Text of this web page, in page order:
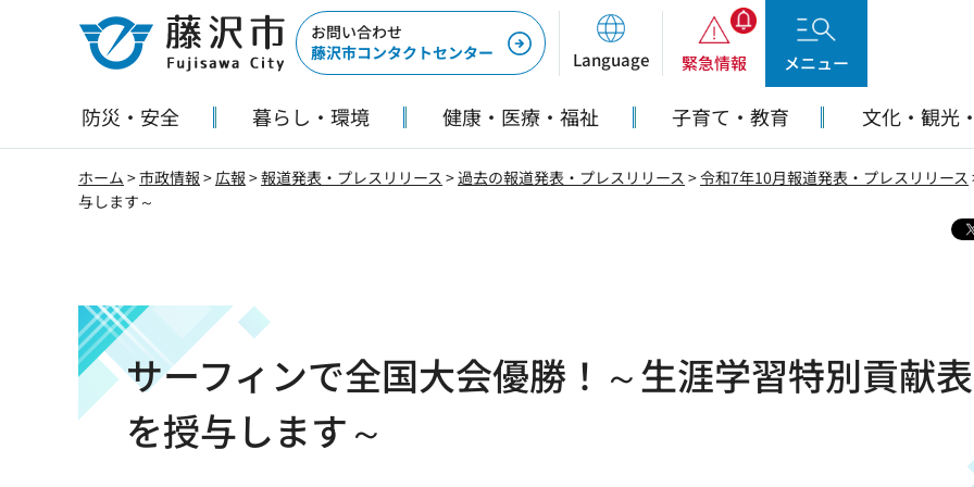
藤沢市
お問い合わせ
藤沢市コンタクトセンター
Language 緊急情報 メニュー
防災・安全 暮らし・環境 健康・医療・福祉 子育て・教育 文化・観光
ホーム >市政情報 >広報 >報道発表・プレスリリース >過去の報道発表・プレスリリース >令和7年10月報道発表・プレスリリース
与します～
サーフィンで全国大会優勝！～生涯学習特別貢献
を授与します～